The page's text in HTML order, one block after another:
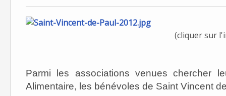
(cliquer sur
Parmi les associations venues chercher
Alimentaire, les bénévoles de Saint Vincent